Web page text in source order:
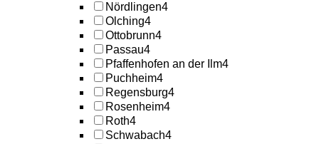
Nördlingen4
Olching4
Ottobrunn4
Passau4
Pfaffenhofen an der Ilm4
Puchheim4
Regensburg4
Rosenheim4
Roth4
Schwabach4